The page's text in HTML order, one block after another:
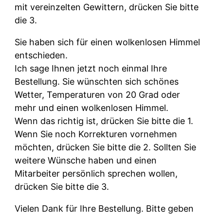
mit vereinzelten Gewittern, drücken Sie bitte
die 3.
Sie haben sich für einen wolkenlosen Himmel
entschieden.
Ich sage Ihnen jetzt noch einmal Ihre
Bestellung. Sie wünschten sich schönes
Wetter, Temperaturen von 20 Grad oder
mehr und einen wolkenlosen Himmel.
Wenn das richtig ist, drücken Sie bitte die 1.
Wenn Sie noch Korrekturen vornehmen
möchten, drücken Sie bitte die 2. Sollten Sie
weitere Wünsche haben und einen
Mitarbeiter persönlich sprechen wollen,
drücken Sie bitte die 3.
Vielen Dank für Ihre Bestellung. Bitte geben